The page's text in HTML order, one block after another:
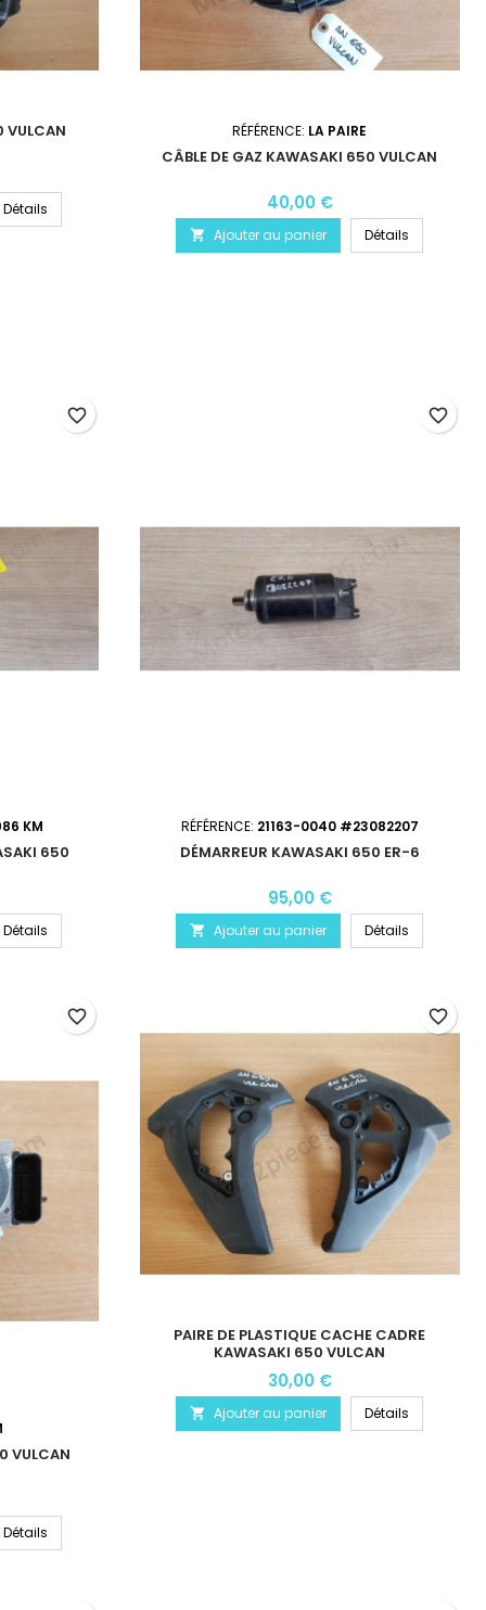
VULCAN
Détails
RÉFÉRENCE: LA PAIRE
CÂBLE DE GAZ KAWASAKI 650 VULCAN
40,00 €
 Ajouter au panier Détails
KM
650
Détails
favorite_border
RÉFÉRENCE: 21163-0040 #23082207
DÉMARREUR KAWASAKI 650 ER-6
95,00 €
 Ajouter au panier Détails
favorite_border
VULCAN
Détails
favorite_border
PAIRE DE PLASTIQUE CACHE CADRE
KAWASAKI 650 VULCAN
30,00 €
 Ajouter au panier Détails
favorite_border